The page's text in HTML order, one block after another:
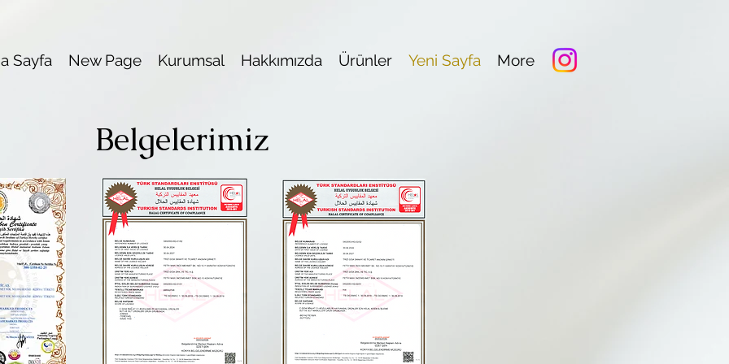
Sayfa New Page Kurumsal Hakkımızda Ürünler Yeni Sayfa More
Belgelerimiz